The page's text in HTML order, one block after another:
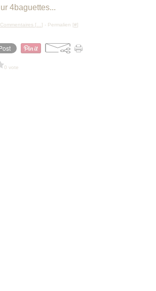
ur 4baguettes...
Commentaires [ ] - Permalien [#]
0 vote